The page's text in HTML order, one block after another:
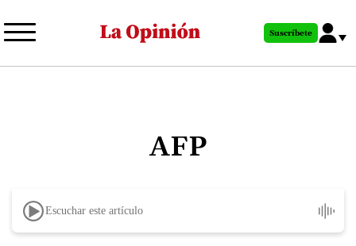
al
principal
Suscríbete
AFP
Escuchar este artículo